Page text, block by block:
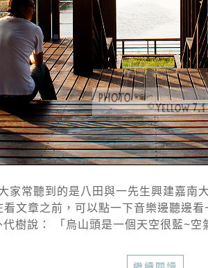
家常聽到的是八田與一先生興建嘉
文章之前，可以點一下音樂邊聽邊
樹說： 「烏山頭是一個天空很藍~